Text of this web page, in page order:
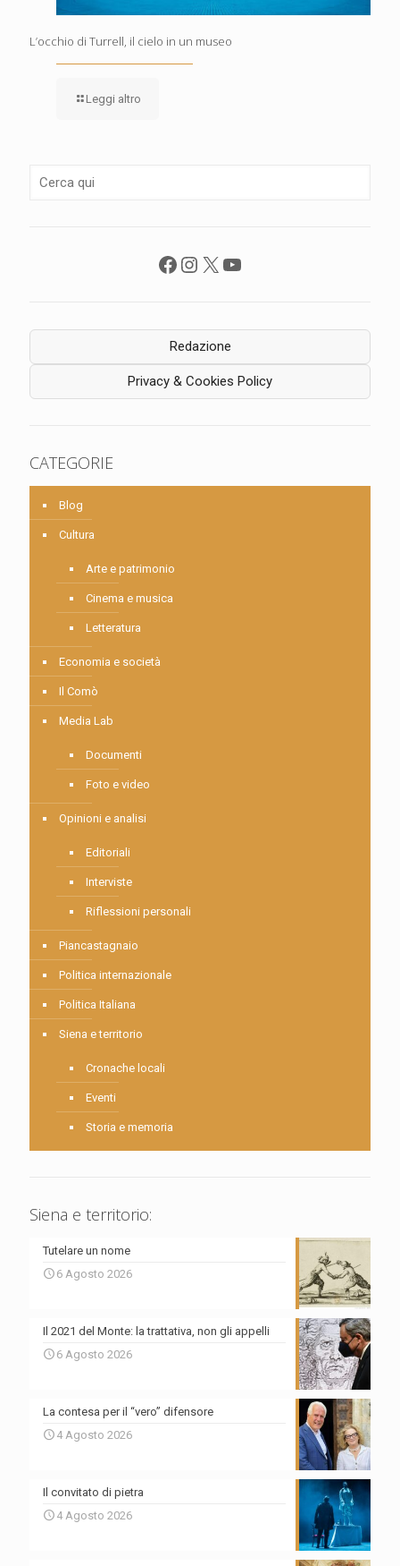
L’occhio di Turrell, il cielo in un museo
Leggi altro
Facebook
Instagram
X YouTube
Redazione
Privacy & Cookies Policy
CATEGORIE
Blog
Cultura
Arte e patrimonio
Cinema e musica
Letteratura
Economia e società
Il Comò
Media Lab
Documenti
Foto e video
Opinioni e analisi
Editoriali
Interviste
Riflessioni personali
Piancastagnaio
Politica internazionale
Politica Italiana
Siena e territorio
Cronache locali
Eventi
Storia e memoria
Siena e territorio:
Tutelare un nome
6 Agosto 2026
Il 2021 del Monte: la trattativa, non gli appelli
6 Agosto 2026
La contesa per il “vero” difensore
4 Agosto 2026
Il convitato di pietra
4 Agosto 2026